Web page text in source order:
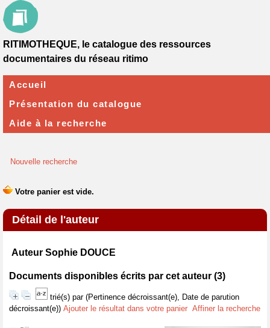
Nouvelle recherche
Détail de l'auteur
Auteur Sophie DOUCE
Documents disponibles écrits par cet auteur (3)
trié(s) par (Pertinence décroissant(e), Date de parution
décroissant(e)) Ajouter le résultat dans votre panier Affiner la recherche
RITIMOTHEQUE, le catalogue des ressources
documentaires du réseau ritimo
Accueil
Présentation du catalogue
Aide à la recherche